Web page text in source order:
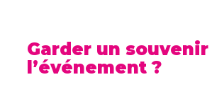
Garder un souvenir
l’événement ?